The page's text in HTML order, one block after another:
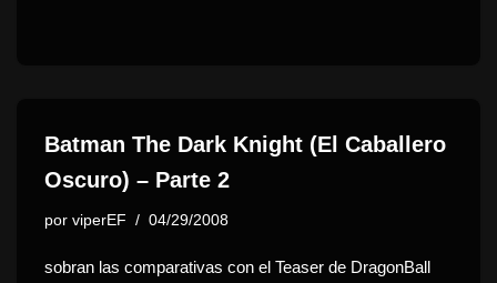
Batman The Dark Knight (El Caballero
Oscuro) – Parte 2
por viperEF 04/29/2008
sobran las comparativas con el Teaser de DragonBall